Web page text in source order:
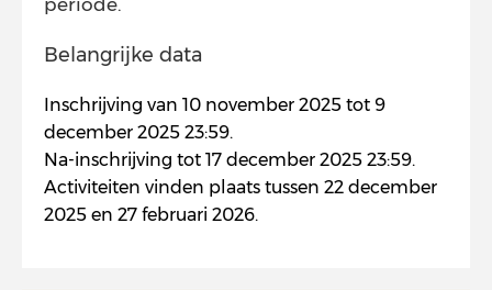
periode.
Belangrijke data
Inschrijving van 10 november 2025 tot 9
december 2025 23:59.
Na-inschrijving tot 17 december 2025 23:59.
Activiteiten vinden plaats tussen 22 december
2025 en 27 februari 2026.